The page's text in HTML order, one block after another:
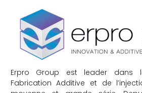
Erpro Group est leader
Fabrication Additive et de